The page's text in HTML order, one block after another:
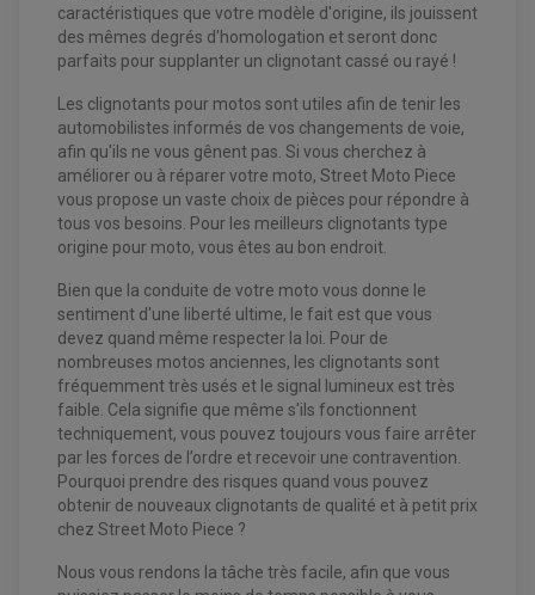
EQUIPEMENT ELECTRIQUE QUAD / SSV
ACCESSOIRES ELECTRIQUE QUAD / SSV
BOITIER CDI QUAD ET SSV
CHARGEUR DE BATTERIE QUAD / SSV
COMPTEUR QUAD / SSV
CONTACTEUR A CLÉ QUAD
DÉMARREUR
ECLAIRAGE LED / HALOGÈNE
STATOR ET REDRESSEUR / REGULATEUR
VENTILATEUR DE RADIATEUR
EQUIPEMENT FREINAGE QUAD / SSV
DISQUE DE FREIN QUAD / SSV
KIT REPARATION MAÎTRE CYLINDRE QUAD / SSV
PLAQUETTES DE FREIN QUAD / SSV
PNEUMATIQUE
CHAMBRE À AIR
caractéristiques que votre modèle d'origine, ils jouissent
des mêmes degrés d'homologation et seront donc
parfaits pour supplanter un clignotant cassé ou rayé !
Les clignotants pour motos sont utiles afin de tenir les
automobilistes informés de vos changements de voie,
afin qu'ils ne vous gênent pas. Si vous cherchez à
améliorer ou à réparer votre moto, Street Moto Piece
vous propose un vaste choix de pièces pour répondre à
tous vos besoins. Pour les meilleurs clignotants type
origine pour moto, vous êtes au bon endroit.
Bien que la conduite de votre moto vous donne le
sentiment d'une liberté ultime, le fait est que vous
devez quand même respecter la loi. Pour de
nombreuses motos anciennes, les clignotants sont
fréquemment très usés et le signal lumineux est très
faible. Cela signifie que même s'ils fonctionnent
techniquement, vous pouvez toujours vous faire arrêter
par les forces de l’ordre et recevoir une contravention.
Pourquoi prendre des risques quand vous pouvez
obtenir de nouveaux clignotants de qualité et à petit prix
chez Street Moto Piece ?
Nous vous rendons la tâche très facile, afin que vous